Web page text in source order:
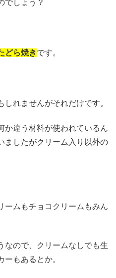
でしょう？
どら焼きです。
れませんがそれだけです。
か違う材料が使われているん
ましたがクリーム入り以外の
ームもチョコクリームもみん
なので、クリームなしでも生
ーもあるとか。